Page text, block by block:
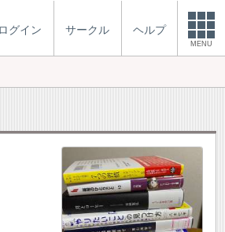
ログイン サークル ヘルプ
MENU